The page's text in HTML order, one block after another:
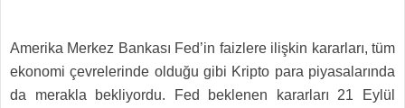
Amerika Merkez Bankası Fed’in faizlere ilişkin kararları, tüm
ekonomi çevrelerinde olduğu gibi Kripto para piyasalarında
da merakla bekliyordu. Fed beklenen kararları 21 Eylül